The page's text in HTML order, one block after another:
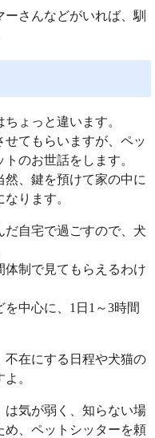
さんなどがいれば、馴
ょっと違います。
てもらいますが、ペッ
のお世話をします。
、鍵を預けて家の中に
ります。
自宅で過ごすので、犬
体制で見てもらえるわけ
中心に、1日1～3時間
不在にする日程や犬猫の
。
は気が弱く、知らない場
め、ペットシッターを頼